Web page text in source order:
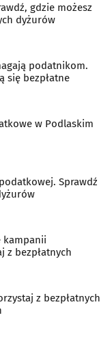
gdzie możesz
dyżurów
podatnikom.
się bezpłatne
w Podlaskim
Sprawdź
kampanii
z bezpłatnych
z bezpłatnych